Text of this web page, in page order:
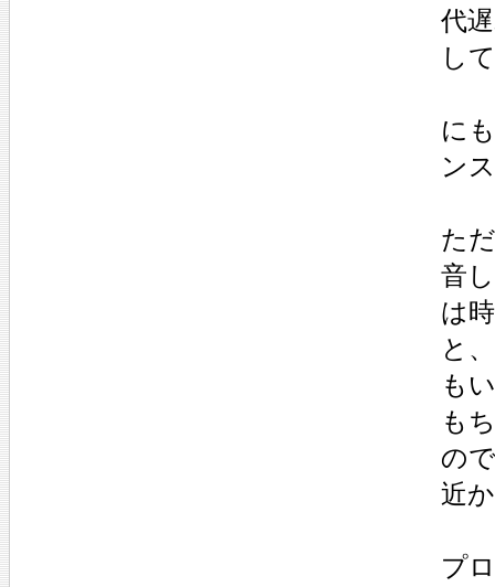
代
し
に
ン
た
音
は
と
も
も
の
近
プ